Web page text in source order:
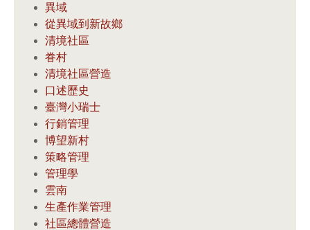
異域
從異域到新故鄉
清境社區
眷村
清境社區營造
口述歷史
臺灣小瑞士
行銷管理
博望新村
策略管理
管理學
雲南
生產作業管理
社區總體營造